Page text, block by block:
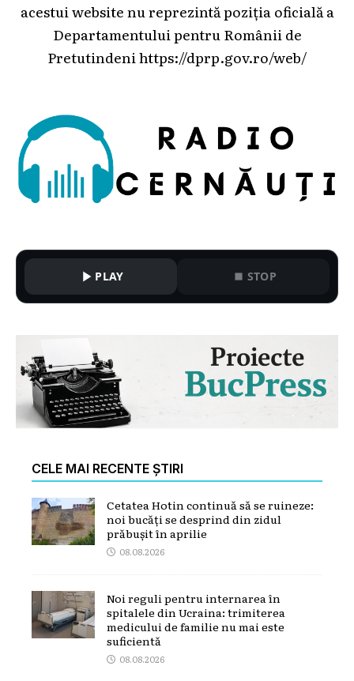
acestui website nu reprezintă poziția oficială a
Departamentului pentru Românii de
Pretutindenihttps://dprp.gov.ro/web/
PLAY STOP
CELE MAI RECENTE ȘTIRI
Cetatea Hotin continuă să se ruineze:
noi bucăți se desprind din zidul
prăbușit în aprilie
08.08.2026
Noi reguli pentru internarea în
spitalele din Ucraina: trimiterea
medicului de familie nu mai este
suficientă
08.08.2026